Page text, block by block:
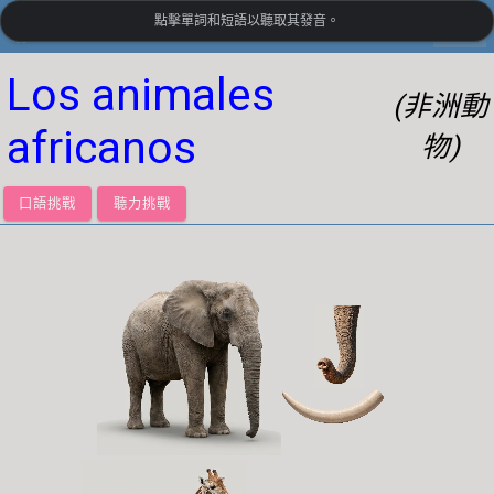
LanguageGuide.org•西班牙語視覺詞彙
Los animales
africanos
(非洲動
物)
點擊單詞和短語以聽取其發音。